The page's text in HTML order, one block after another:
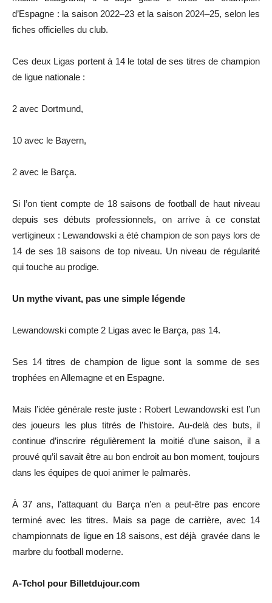
d’Espagne : la saison 2022–23 et la saison 2024–25, selon les
fiches officielles du club.
Ces deux Ligas portent à 14 le total de ses titres de champion
de ligue nationale :
2 avec Dortmund,
10 avec le Bayern,
2 avec le Barça.
Si l’on tient compte de 18 saisons de football de haut niveau
depuis ses débuts professionnels, on arrive à ce constat
vertigineux : Lewandowski a été champion de son pays lors de
14 de ses 18 saisons de top niveau. Un niveau de régularité
qui touche au prodige.
Un mythe vivant, pas une simple légende
Lewandowski compte 2 Ligas avec le Barça, pas 14.
Ses 14 titres de champion de ligue sont la somme de ses
trophées en Allemagne et en Espagne.
Mais l’idée générale reste juste : Robert Lewandowski est l’un
des joueurs les plus titrés de l’histoire. Au‑delà des buts, il
continue d’inscrire régulièrement la moitié d’une saison, il a
prouvé qu’il savait être au bon endroit au bon moment, toujours
dans les équipes de quoi animer le palmarès.
À 37 ans, l’attaquant du Barça n’en a peut‑être pas encore
terminé avec les titres. Mais sa page de carrière, avec 14
championnats de ligue en 18 saisons, est déjà gravée dans le
marbre du football moderne.
A-Tchol pour Billetdujour.com